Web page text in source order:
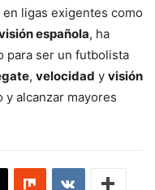
ligas exigentes como
española, ha
para ser un futbolista
, velocidad y visión
alcanzar mayores